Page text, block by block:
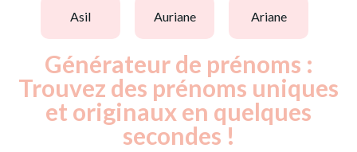
asil auriane ariane
Générateur de prénoms :
Trouvez des prénoms uniques
et originaux en quelques
secondes !